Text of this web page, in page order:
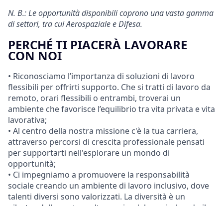
N. B.: Le opportunità disponibili coprono una vasta gamma
di settori, tra cui Aerospaziale e Difesa.
PERCHÉ TI PIACERÀ LAVORARE
CON NOI
• Riconosciamo l’importanza di soluzioni di lavoro
flessibili per offrirti supporto. Che si tratti di lavoro da
remoto, orari flessibili o entrambi, troverai un
ambiente che favorisce l’equilibrio tra vita privata e vita
lavorativa;
• Al centro della nostra missione c'è la tua carriera,
attraverso percorsi di crescita professionale pensati
per supportarti nell'esplorare un mondo di
opportunità;
• Ci impegniamo a promuovere la responsabilità
sociale creando un ambiente di lavoro inclusivo, dove
talenti diversi sono valorizzati. La diversità è un